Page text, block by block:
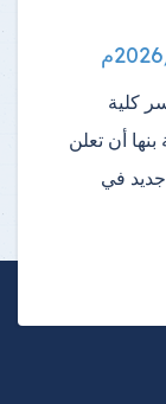
كلية
أن تعلن
في